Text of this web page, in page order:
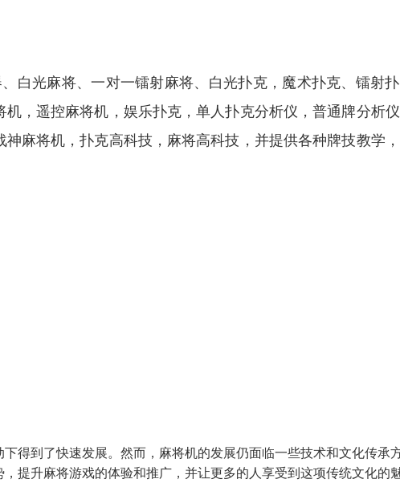
白光麻将、一对一镭射麻将、白光扑克，魔术扑克、镭射
，遥控麻将机，娱乐扑克，单人扑克分析仪，普通牌分析
麻将机，扑克高科技，麻将高科技，并提供各种牌技教学
得到了快速发展。然而，麻将机的发展仍面临一些技术和文化传承
提升麻将游戏的体验和推广，并让更多的人享受到这项传统文化的